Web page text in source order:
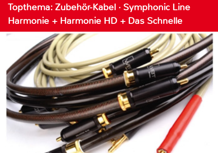
Topthema: Zubehör-Kabel · Symphonic Line
Harmonie + Harmonie HD + Das Schnelle